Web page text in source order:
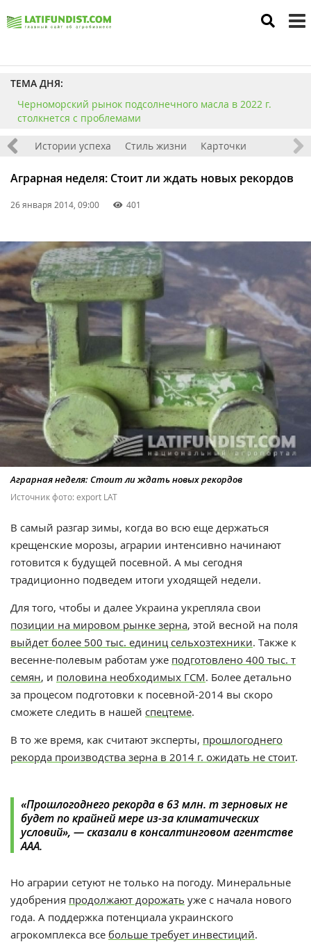
ТЕМА ДНЯ:
Черноморский рынок подсолнечного масла в 2022 г.
столкнется с проблемами
Истории успеха Стиль жизни Карточки
Аграрная неделя: Стоит ли ждать новых рекордов
26 января 2014, 09:00 401
Аграрная неделя: Стоит ли ждать новых рекордов
Источник фото: export LAT
В самый разгар зимы, когда во всю еще держаться
крещенские морозы, аграрии интенсивно начинают
готовится к будущей посевной. А мы сегодня
традиционно подведем итоги уходящей недели.
Для того, чтобы и далее Украина укрепляла свои
позиции на мировом рынке зерна, этой весной на поля
выйдет более 500 тыс. единиц сельхозтехники. Также к
весенне-полевым работам уже подготовлено 400 тыс. т
семян, и половина необходимых ГСМ. Более детально
за процесом подготовки к посевной-2014 вы скоро
сможете следить в нашей спецтеме.
В то же время, как считают эксперты, прошлогоднего
рекорда производства зерна в 2014 г. ожидать не стоит.
«Прошлогоднего рекорда в 63 млн. т зерновых не
будет по крайней мере из-за климатических
условий», — сказали в консалтинговом агентстве
ААА.
Но аграрии сетуют не только на погоду. Минеральные
удобрения продолжают дорожать уже с начала нового
года. А поддержка потенциала украинского
агрокомплекса все больше требует инвестиций.